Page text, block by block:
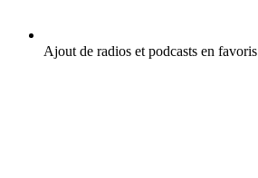
Ajout de radios et podcasts en favoris